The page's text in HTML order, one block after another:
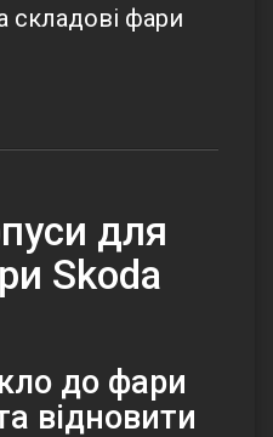
складові фари
для
Skoda
до фари
відновити